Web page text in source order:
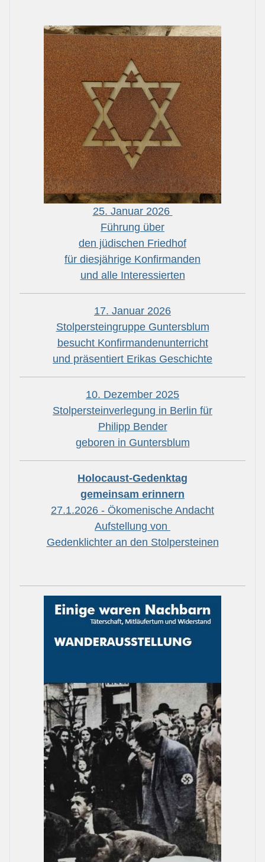
25. Januar 2026
Führung über
den jüdischen Friedhof
für diesjährige Konfirmanden
und alle Interessierten
17. Januar 2026
Stolpersteingruppe Guntersblum
besucht Konfirmandenunterricht
und präsentiert Erikas Geschichte
10. Dezember 2025
Stolpersteinverlegung in Berlin für
Philipp Bender
geboren in Guntersblum
Holocaust-Gedenktag
gemeinsam erinnern
27.1.2026 - Ökomenische Andacht
Aufstellung von
Gedenklichter an den Stolpersteinen